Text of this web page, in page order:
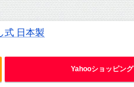
式 日本製
Yahooショッピング